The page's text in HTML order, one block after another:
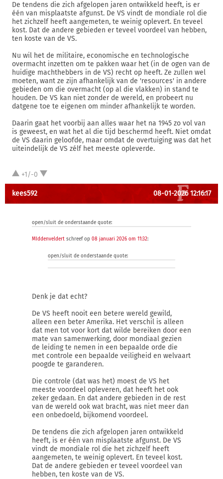
De tendens die zich afgelopen jaren ontwikkeld heeft, is er
één van misplaatste afgunst. De VS vindt de mondiale rol die
het zichzelf heeft aangemeten, te weinig oplevert. En teveel
kost. Dat de andere gebieden er teveel voordeel van hebben,
ten koste van de VS.
Nu wil het de militaire, economische en technologische
overmacht inzetten om te pakken waar het (in de ogen van de
huidige machthebbers in de VS) recht op heeft. Ze zullen wel
moeten, want ze zijn afhankelijk van de 'resources' in andere
gebieden om die overmacht (op al die vlakken) in stand te
houden. De VS kan niet zonder de wereld, en probeert nu
datgene toe te eigenen om minder afhankelijk te worden.
Daarin gaat het voorbij aan alles waar het na 1945 zo vol van
is geweest, en wat het al die tijd beschermd heeft. Niet omdat
de VS daarin geloofde, maar omdat de overtuiging was dat het
uiteindelijk de VS zélf het meeste opleverde.
+1/-0
kees592 08-01-2026 12:16:17
open/sluit de onderstaande quote:
MIddenveldert schreef op 08 januari 2026 om 11:32:
open/sluit de onderstaande quote:
Denk je dat echt?
De VS heeft nooit een betere wereld gewild,
alleen een beter Amerika. Het verschil is alleen
dat men tot voor kort dat wilde bereiken door een
mate van samenwerking, door mondiaal gezien
de leiding te nemen in een bepaalde orde die
met controle een bepaalde veiligheid en welvaart
poogde te garanderen.
Die controle (dat was het) moest de VS het
meeste voordeel opleveren, dat heeft het ook
zeker gedaan. En dat andere gebieden in de rest
van de wereld ook wat bracht, was niet meer dan
een onbedoeld, bijkomend voordeel.
De tendens die zich afgelopen jaren ontwikkeld
heeft, is er één van misplaatste afgunst. De VS
vindt de mondiale rol die het zichzelf heeft
aangemeten, te weinig oplevert. En teveel kost.
Dat de andere gebieden er teveel voordeel van
hebben, ten koste van de VS.